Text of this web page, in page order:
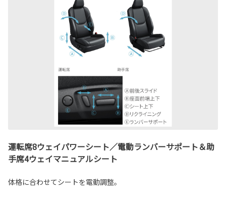
運転席8ウェイパワーシート／電動ランバーサポート＆助
手席4ウェイマニュアルシート
体格に合わせてシートを電動調整。